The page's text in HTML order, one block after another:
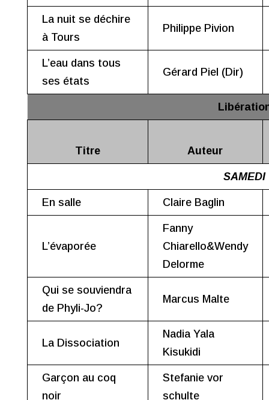
La nuit se déchire
à Tours
Philippe Pivion
L’eau dans tous
ses états
Gérard Piel (Dir)
Titre Auteur
SAMEDI
En salle Claire Baglin
L’évaporée
Fanny
Chiarello&Wendy
Delorme
Qui se souviendra
de Phyli-Jo?
Marcus Malte
La Dissociation
Nadia Yala
Kisukidi
Garçon au coq
noir
Stefanie vor
schulte